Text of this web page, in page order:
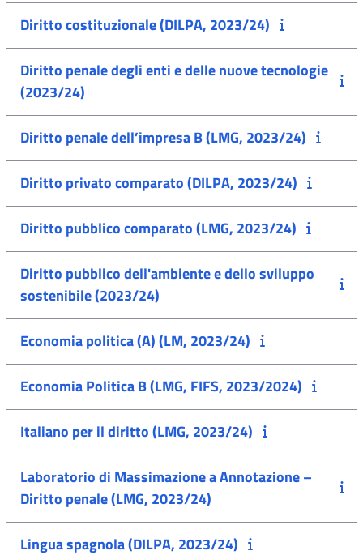
Diritto costituzionale (DILPA, 2023/24)
Diritto penale degli enti e delle nuove tecnologie
(2023/24)
Diritto penale dell’impresa B (LMG, 2023/24)
Diritto privato comparato (DILPA, 2023/24)
Diritto pubblico comparato (LMG, 2023/24)
Diritto pubblico dell'ambiente e dello sviluppo
sostenibile (2023/24)
Economia politica (A) (LM, 2023/24)
Economia Politica B (LMG, FIFS, 2023/2024)
Italiano per il diritto (LMG, 2023/24)
Laboratorio di Massimazione a Annotazione –
Diritto penale (LMG, 2023/24)
Lingua spagnola (DILPA, 2023/24)